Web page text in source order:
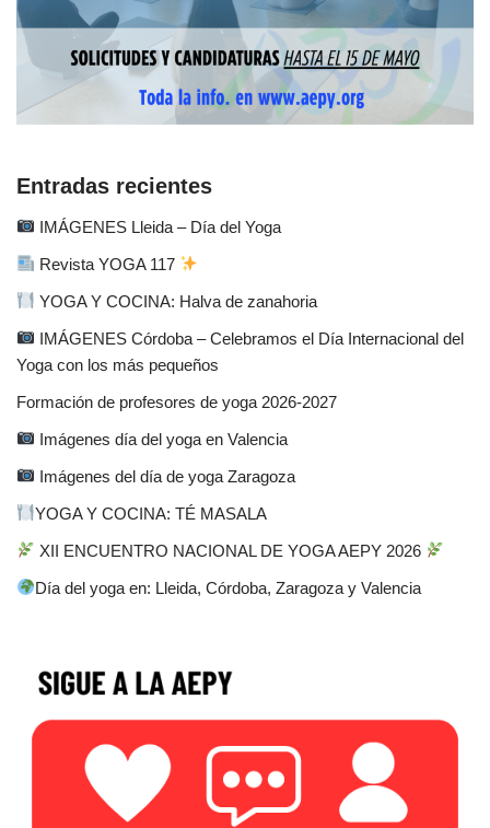
Entradas recientes
IMÁGENES Lleida – Día del Yoga
Revista YOGA 117
YOGA Y COCINA: Halva de zanahoria
IMÁGENES Córdoba – Celebramos el Día Internacional del
Yoga con los más pequeños
Formación de profesores de yoga 2026-2027
Imágenes día del yoga en Valencia
Imágenes del día de yoga Zaragoza
YOGA Y COCINA: TÉ MASALA
XII ENCUENTRO NACIONAL DE YOGA AEPY 2026
Día del yoga en: Lleida, Córdoba, Zaragoza y Valencia